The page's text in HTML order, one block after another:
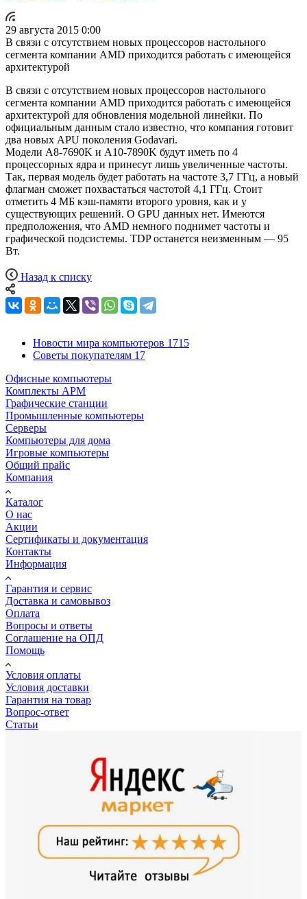
29 августа 2015 0:00
В связи с отсутствием новых процессоров настольного
сегмента компании AMD приходится работать с имеющейся
архитектурой
В связи с отсутствием новых процессоров настольного
сегмента компании AMD приходится работать с имеющейся
архитектурой для обновления модельной линейки. По
официальным данным стало известно, что компания готовит
два новых APU поколения Godavari.
Модели A8-7690K и A10-7890K будут иметь по 4
процессорных ядра и принесут лишь увеличенные частоты.
Так, первая модель будет работать на частоте 3,7 ГГц, а новый
флагман сможет похвастаться частотой 4,1 ГГц. Стоит
отметить 4 МБ кэш-памяти второго уровня, как и у
существующих решений. О GPU данных нет. Имеются
предположения, что AMD немного поднимет частоты и
графической подсистемы. TDP останется неизменным — 95
Вт.
Назад к списку
Новости мира компьютеров 1715
Советы покупателям 17
Офисные компьютеры
Комплекты АРМ
Графические станции
Промышленные компьютеры
Серверы
Компьютеры для дома
Игровые компьютеры
Общий прайс
Компания
Каталог
О нас
Акции
Сертификаты и документация
Контакты
Информация
Гарантия и сервис
Доставка и самовывоз
Оплата
Вопросы и ответы
Соглашение на ОПД
Помощь
Условия оплаты
Условия доставки
Гарантия на товар
Вопрос-ответ
Статьи